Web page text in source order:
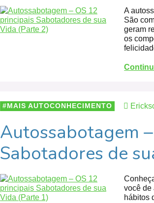
A
São
geram
os
MAIS AUTOCONHECIMENTO
Autossabotagem
Sabotadores de
você de
hábitos